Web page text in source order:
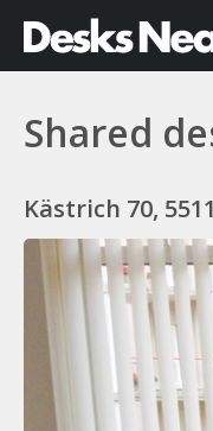
Shared
Kästrich 70,